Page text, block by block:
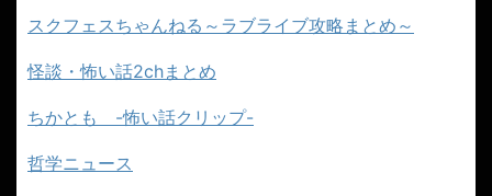
スクフェスちゃんねる～ラブライブ攻略まとめ～
怪談・怖い話2chまとめ
ちかとも -怖い話クリップ-
哲学ニュース